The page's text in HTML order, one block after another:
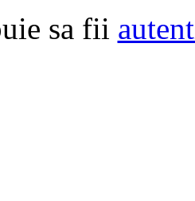
sa fii